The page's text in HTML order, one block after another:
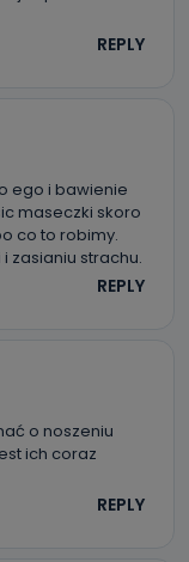
osobowych
a także
będą
celu
telefon
Pastwa
w jego
REPLY
ego i bawienie
maseczki skoro
co to robimy.
zasianiu strachu.
REPLY
o noszeniu
ich coraz
REPLY